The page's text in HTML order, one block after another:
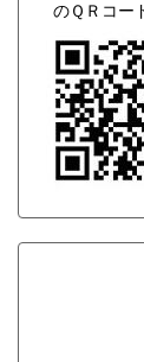
のＱＲコー